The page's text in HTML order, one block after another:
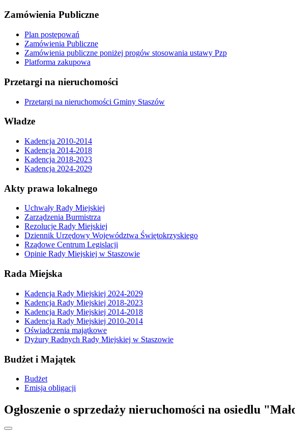
Zamówienia Publiczne
Plan postępowań
Zamówienia Publiczne
Zamówienia publiczne poniżej progów stosowania ustawy Pzp
Platforma zakupowa
Przetargi na nieruchomości
Przetargi na nieruchomości Gminy Staszów
Władze
Kadencja 2010-2014
Kadencja 2014-2018
Kadencja 2018-2023
Kadencja 2024-2029
Akty prawa lokalnego
Uchwały Rady Miejskiej
Zarządzenia Burmistrza
Rezolucje Rady Miejskiej
Dziennik Urzędowy Województwa Świętokrzyskiego
Rządowe Centrum Legislacji
Opinie Rady Miejskiej w Staszowie
Rada Miejska
Kadencja Rady Miejskiej 2024-2029
Kadencja Rady Miejskiej 2018-2023
Kadencja Rady Miejskiej 2014-2018
Kadencja Rady Miejskiej 2010-2014
Oświadczenia majątkowe
Dyżury Radnych Rady Miejskiej w Staszowie
Budżet i Majątek
Budżet
Emisja obligacji
Ogłoszenie o sprzedaży nieruchomości na osiedlu